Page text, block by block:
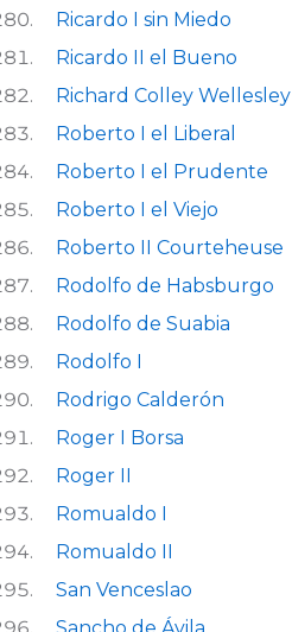
Ricardo I sin Miedo
Ricardo II el Bueno
Richard Colley Wellesley
Roberto I el Liberal
Roberto I el Prudente
Roberto I el Viejo
Roberto II Courteheuse
Rodolfo de Habsburgo
Rodolfo de Suabia
Rodolfo I
Rodrigo Calderón
Roger I Borsa
Roger II
Romualdo I
Romualdo II
San Venceslao
Sancho de Ávila